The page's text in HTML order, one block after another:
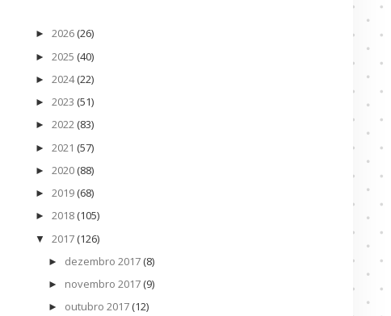
► 2026 (26)
► 2025 (40)
► 2024 (22)
► 2023 (51)
► 2022 (83)
► 2021 (57)
► 2020 (88)
► 2019 (68)
► 2018 (105)
▼ 2017 (126)
► dezembro 2017 (8)
► novembro 2017 (9)
► outubro 2017 (12)